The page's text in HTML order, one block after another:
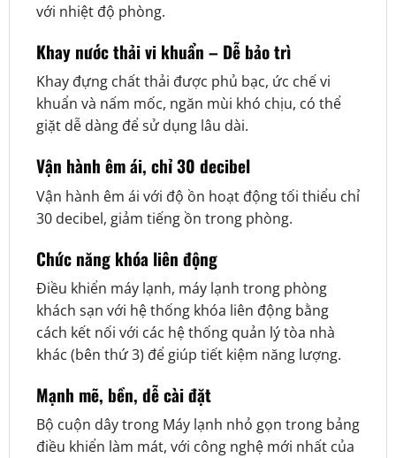
với nhiệt độ phòng.
Khay nước thải vi khuẩn – Dễ bảo trì
Khay đựng chất thải được phủ bạc, ức chế vi
khuẩn và nấm mốc, ngăn mùi khó chịu, có thể
giặt dễ dàng để sử dụng lâu dài.
Vận hành êm ái, chỉ 30 decibel
Vận hành êm ái với độ ồn hoạt động tối thiểu chỉ
30 decibel, giảm tiếng ồn trong phòng.
Chức năng khóa liên động
Điều khiển máy lạnh, máy lạnh trong phòng
khách sạn với hệ thống khóa liên động bằng
cách kết nối với các hệ thống quản lý tòa nhà
khác (bên thứ 3) để giúp tiết kiệm năng lượng.
Mạnh mẽ, bền, dễ cài đặt
Bộ cuộn dây trong Máy lạnh nhỏ gọn trong bảng
điều khiển làm mát, với công nghệ mới nhất của